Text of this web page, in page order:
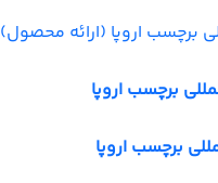
برچسب اروپا (ارائه محصول)
برچسب اروپا
برچسب اروپا